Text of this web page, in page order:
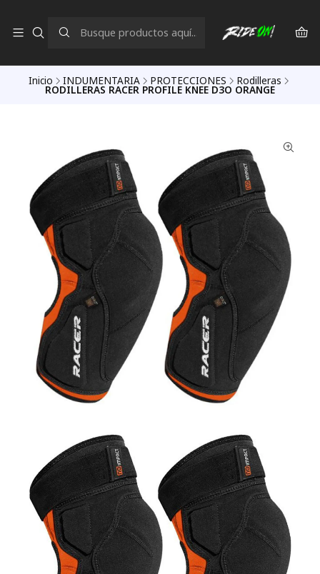
Inicio INDUMENTARIA PROTECCIONES Rodilleras
RODILLERAS RACER PROFILE KNEE D3O ORANGE